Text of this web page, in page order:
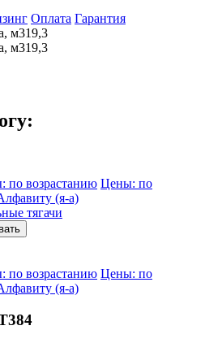
Оплата Гарантия
м319,3
м319,3
по возрастанию Цены: по
(я-а)
тягачи
по возрастанию Цены: по
(я-а)